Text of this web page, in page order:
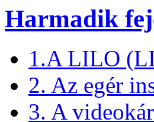
Harmadik
1.A LILO
2. Az egér
3. A